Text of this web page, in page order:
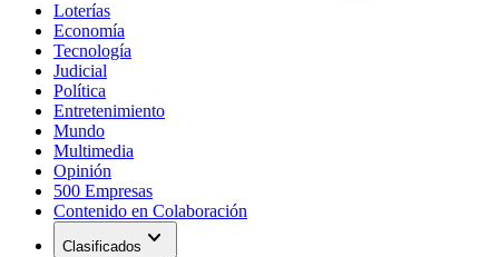
Loterías
Economía
Tecnología
Judicial
Política
Entretenimiento
Mundo
Multimedia
Opinión
500 Empresas
Contenido en Colaboración
Clasificados expand_more